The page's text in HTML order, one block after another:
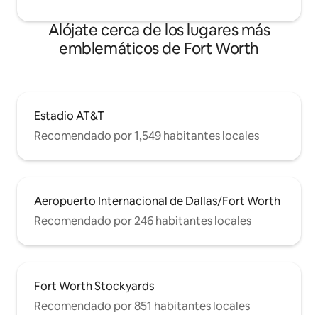
Alójate cerca de los lugares más
emblemáticos de Fort Worth
Estadio AT&T
Recomendado por 1,549 habitantes locales
Aeropuerto Internacional de Dallas/Fort Worth
Recomendado por 246 habitantes locales
Fort Worth Stockyards
Recomendado por 851 habitantes locales